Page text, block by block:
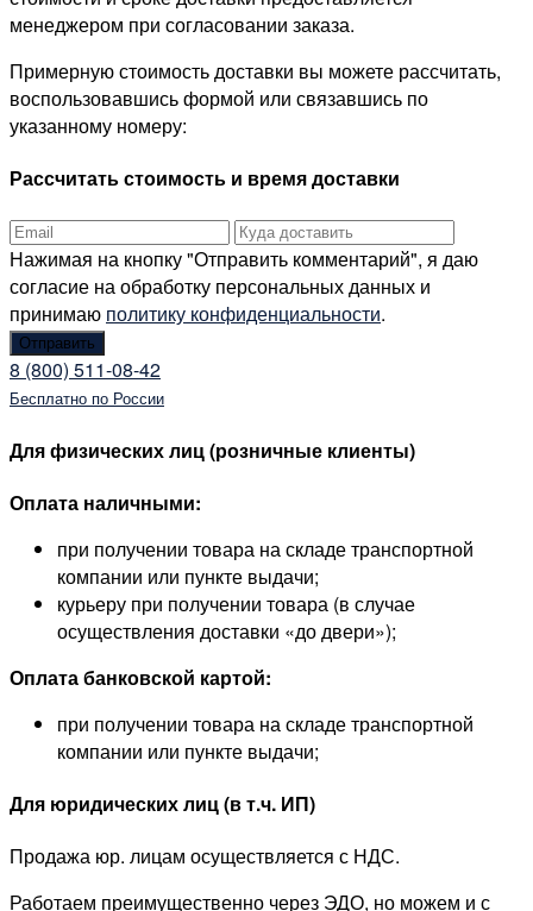
менеджером при согласовании заказа.
Примерную стоимость доставки вы можете рассчитать,
воспользовавшись формой или связавшись по
указанному номеру:
Рассчитать стоимость и время доставки
Нажимая на кнопку "Отправить комментарий", я даю
согласие на обработку персональных данных и
принимаю политику конфиденциальности.
8 (800) 511-08-42
Бесплатно по России
Для физических лиц (розничные клиенты)
Оплата наличными:
при получении товара на складе транспортной
компании или пункте выдачи;
курьеру при получении товара (в случае
осуществления доставки «до двери»);
Оплата банковской картой:
при получении товара на складе транспортной
компании или пункте выдачи;
Для юридических лиц (в т.ч. ИП)
Продажа юр. лицам осуществляется с НДС.
Работаем преимущественно через ЭДО, но можем и с